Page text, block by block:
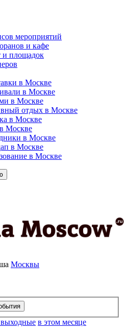
мероприятий
и кафе
и площадок
в Москве
в Москве
в Москве
отдых в Москве
в Москве
Москве
в Москве
в Москве
в Москве
Москвы
в этом месяце